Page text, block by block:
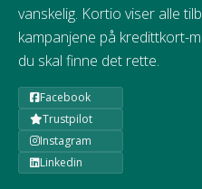
vanskelig. Kortio viser alle
kampanjene på kredittkort-
du skal finne det rette.
Facebook
Trustpilot
Instagram
Linkedin